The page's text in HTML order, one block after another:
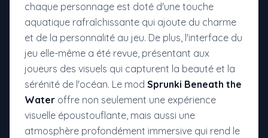
chaque personnage est doté d'une touche
aquatique rafraîchissante qui ajoute du charme
et de la personnalité au jeu. De plus, l'interface du
jeu elle-même a été revue, présentant aux
joueurs des visuels qui capturent la beauté et la
sérénité de l'océan. Le mod Sprunki Beneath the
Water offre non seulement une expérience
visuelle époustouflante, mais aussi une
atmosphère profondément immersive qui rend le